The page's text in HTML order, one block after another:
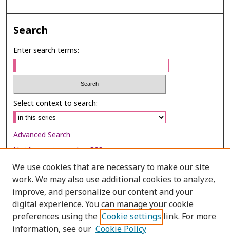
Search
Enter search terms:
Select context to search:
Advanced Search
Notify me via email orRSS
Browse
Collections
Disciplines
Authors
We use cookies that are necessary to make our site
work. We may also use additional cookies to analyze,
improve, and personalize our content and your
digital experience. You can manage your cookie
preferences using the Cookie settings link. For more
information, see our Cookie Policy